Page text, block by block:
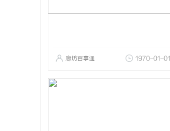
廊坊百事通 1970-01-01